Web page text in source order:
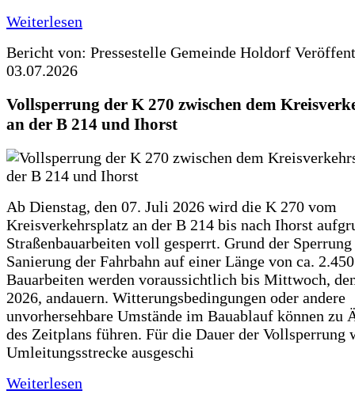
Weiterlesen
Bericht von: Pressestelle Gemeinde Holdorf
03.07.2026
Vollsperrung der K 270 zwischen dem
an der B 214 und Ihorst
Ab Dienstag, den 07. Juli 2026 wird die K 270 vom
Kreisverkehrsplatz an der B 214 bis nach Ihorst
Straßenbauarbeiten voll gesperrt. Grund der
Sanierung der Fahrbahn auf einer Länge von ca.
Bauarbeiten werden voraussichtlich bis Mittwoch,
2026, andauern. Witterungsbedingungen oder andere
unvorhersehbare Umstände im Bauablauf können zu
des Zeitplans führen. Für die Dauer der Vollsperrung
Umleitungsstrecke ausgeschi
Weiterlesen